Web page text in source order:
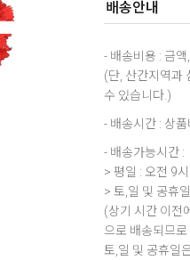
배송안내
- 배송비용 : 금
(단, 산간지역과
수 있습니다.)
- 배송시간 : 상
- 배송가능시간 :
> 평일 : 오전 9
> 토,일 및 공휴
(상기 시간 이전
으로 배송되므
토,일 및 공휴일